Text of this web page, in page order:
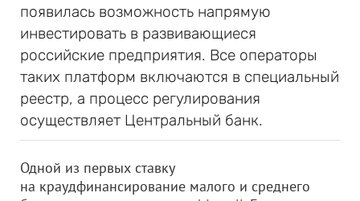
появилась возможность напрямую
инвестировать в развивающиеся
российские предприятия. Все операторы
таких платформ включаются в специальный
реестр, а процесс регулирования
осуществляет Центральный банк.
Одной из первых ставку
на краудфинансирование малого и среднего